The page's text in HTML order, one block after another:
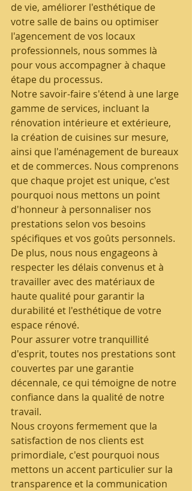
de vie, améliorer l'esthétique de
votre salle de bains ou optimiser
l'agencement de vos locaux
professionnels, nous sommes là
pour vous accompagner à chaque
étape du processus.
Notre savoir-faire s'étend à une large
gamme de services, incluant la
rénovation intérieure et extérieure,
la création de cuisines sur mesure,
ainsi que l'aménagement de bureaux
et de commerces. Nous comprenons
que chaque projet est unique, c'est
pourquoi nous mettons un point
d'honneur à personnaliser nos
prestations selon vos besoins
spécifiques et vos goûts personnels.
De plus, nous nous engageons à
respecter les délais convenus et à
travailler avec des matériaux de
haute qualité pour garantir la
durabilité et l'esthétique de votre
espace rénové.
Pour assurer votre tranquillité
d'esprit, toutes nos prestations sont
couvertes par une garantie
décennale, ce qui témoigne de notre
confiance dans la qualité de notre
travail.
Nous croyons fermement que la
satisfaction de nos clients est
primordiale, c'est pourquoi nous
mettons un accent particulier sur la
transparence et la communication